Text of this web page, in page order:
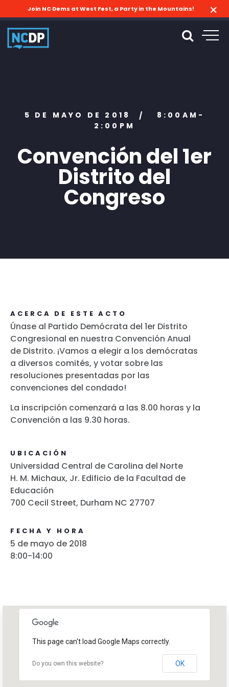
Join NC Dems at West Fest, a Party in the Mountains!
5 DE MAYO DE 2018 /
8:00AM-
2:00PM
Convención del 1er
Distrito del
Congreso
ACERCA DE ESTE ACTO
Únase al Partido Demócrata del 1er Distrito
Congresional en nuestra Convención Anual
de Distrito. ¡Vamos a elegir a los demócratas
a diversos comités, y votar sobre las
resoluciones presentadas por las
convenciones del condado!
La inscripción comenzará a las 8.00 horas y la
Convención a las 9.30 horas.
UBICACIÓN
Universidad Central de Carolina del Norte
H. M. Michaux, Jr. Edificio de la Facultad de
Educación
700 Cecil Street, Durham NC 27707
FECHA Y HORA
5 de mayo de 2018
8:00-14:00
This page can't load Google Maps correctly.
Do you own this website? OK